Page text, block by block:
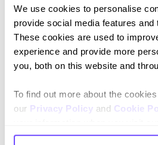
We use cookies to personalise
provide social media features and
These cookies are used to
experience and provide more
you, both on this website and
To find out more about the
our Privacy Policy and Cookie
comply with your preferences,
Al suscribirte aceptas nuestras Política de
consentimiento para recibir actualizaciones